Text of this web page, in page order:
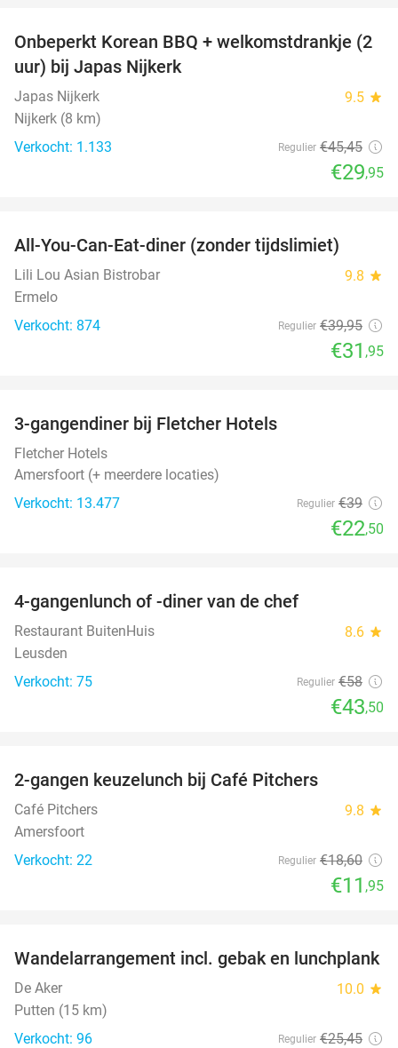
34%
Onbeperkt Korean BBQ + welkomstdrankje (2
uur) bij Japas Nijkerk
Japas Nijkerk 9.5 star
Nijkerk (8 km)
Verkocht: 1.133
Regulier €45,45
€29,95
All-You-Can-Eat-diner (zonder tijdslimiet)
Lili Lou Asian Bistrobar 9.8 star
Ermelo
Verkocht: 874
Regulier €39,95
€31 ,95
3-gangendiner bij Fletcher Hotels
Fletcher Hotels
Amersfoort (+ meerdere locaties)
Verkocht: 13.477
Regulier €39
€22,50
4-gangenlunch of -diner van de chef
Restaurant BuitenHuis 8.6 star
Leusden
Verkocht: 75
Regulier €58
€43,50
2-gangen keuzelunch bij Café Pitchers
Café Pitchers 9.8 star
Amersfoort
Verkocht: 22
Regulier €18,60
€11 ,95
33%
Wandelarrangement incl. gebak en lunchplank
De Aker 10.0 star
Putten (15 km)
Verkocht: 96
Regulier €25,45